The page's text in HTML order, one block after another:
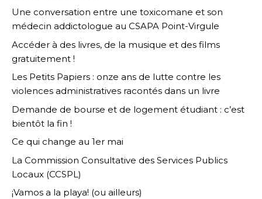
Une conversation entre une toxicomane et son
médecin addictologue au CSAPA Point-Virgule
Accéder à des livres, de la musique et des films
gratuitement !
Les Petits Papiers : onze ans de lutte contre les
violences administratives racontés dans un livre
Demande de bourse et de logement étudiant : c’est
bientôt la fin !
Ce qui change au 1er mai
La Commission Consultative des Services Publics
Locaux (CCSPL)
¡Vamos a la playa! (ou ailleurs)